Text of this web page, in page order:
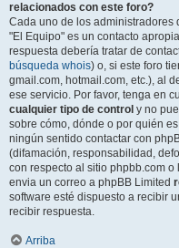
relacionados con este foro?
Cada uno de los administradores
"El Equipo" es un contacto
respuesta debería tratar de
búsqueda whois) o, si este foro
gmail.com, hotmail.com, etc.), al
ese servicio. Por favor, tenga en
cualquier tipo de control y no
sobre cómo, dónde o por quién
ningún sentido contactar con
(difamación, responsabilidad,
con respecto al sitio phpbb.com
envia un correo a phpBB Limited
software esté dispuesto a recibir
recibir respuesta.
Arriba